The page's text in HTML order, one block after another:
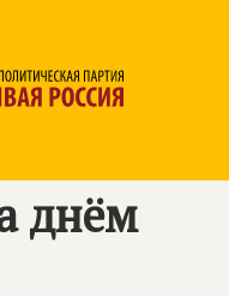
днём